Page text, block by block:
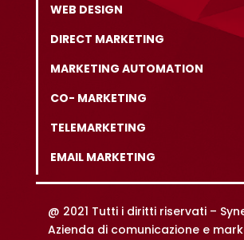
WEB DESIGN
DIRECT MARKETING
MARKETING AUTOMATION
CO- MARKETING
TELEMARKETING
EMAIL MARKETING
@ 2021 Tutti i diritti riservati –
Azienda di comunicazione e